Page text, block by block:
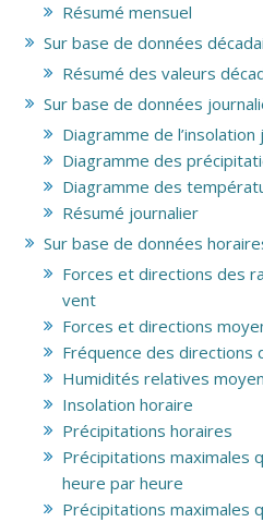
Résumé mensuel
Sur base de données
Résumé des valeurs
Sur base de données
Diagramme de l’insolation
Diagramme des
Diagramme des
Résumé journalier
Sur base de données
Forces et directions des
vent
Forces et directions
Fréquence des directions
Humidités relatives
Insolation horaire
Précipitations horaires
Précipitations maximales
heure par heure
Précipitations maximales